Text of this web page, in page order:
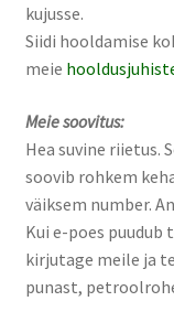
kujusse.
Siidi hooldamise
meie
Meie soovitus:
Hea suvine riietus.
soovib rohkem
väiksem number.
Kui e-poes puudub
kirjutage meile ja
punast,